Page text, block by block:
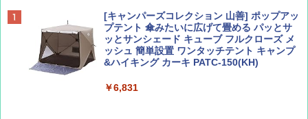
BE-PAL(ビ-パル) 2026年 9 月号【特別付録:
SOTO ミニマル"旅"財布 ランダム2種】
￥1,500
D40 地球の歩き方 チェンマイ タイ北部の魅
力的な町 2026～2027 地球の歩き方D アジア
￥2,079
[キャンパーズコレクション 山善] ポップアッ
プテント 傘みたいに広げて畳める パッとサ
ッとサンシェード キューブ フルクローズ メ
ッシュ 簡単設置 ワンタッチテント キャンプ
&ハイキング カーキ PATC-150(KH)
￥6,831